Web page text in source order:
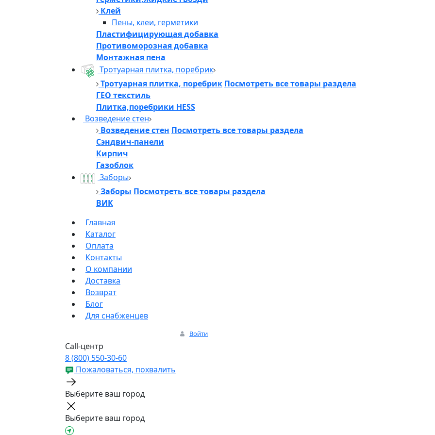
Клей
Пены, клеи, герметики
Пластифицирующая добавка
Противоморозная добавка
Монтажная пена
Тротуарная плитка, поребрик
Тротуарная плитка, поребрик Посмотреть все товары раздела
ГЕО текстиль
Плитка,поребрики HESS
Возведение стен
Возведение стен Посмотреть все товары раздела
Сэндвич-панели
Кирпич
Газоблок
Заборы
Заборы Посмотреть все товары раздела
ВИК
Главная
Каталог
Оплата
Контакты
О компании
Доставка
Возврат
Блог
Для снабженцев
Войти
Call-центр
8 (800) 550-30-60
Пожаловаться, похвалить
Выберите ваш город
Выберите ваш город